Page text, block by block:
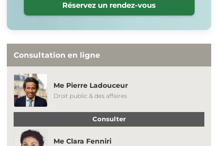
Réservez un rendez-vous
Consultation en ligne
Me Pierre Ladouceur
Droit public & des affaires
Consulter
Me Clara Fenniri